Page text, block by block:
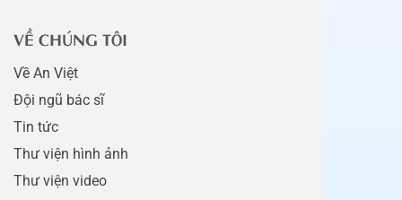
VỀ CHÚNG TÔI
Về An Việt
Đội ngũ bác sĩ
Tin tức
Thư viện hình ảnh
Thư viện video